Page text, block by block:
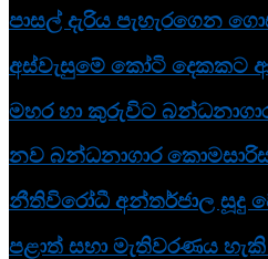
පාසල් දැරිය පැහැරගෙන
අස්වැසුමේ කෝටි දෙකකට
මහර හා කුරුවිට
නව බන්ධනාගාර
නීතිවිරෝධී අන්තර්ජාල සූදු
පළාත් සභා මැතිවරණය